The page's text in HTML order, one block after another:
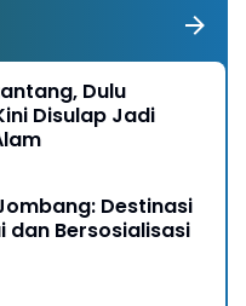
Dulu
Disulap Jadi
Destinasi
dan Bersosialisasi